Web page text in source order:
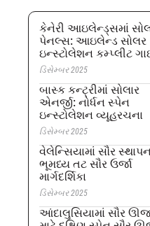
કેનેરી આઇલેન્ડ્સમાં
પેનલ્સ: આઇલેન્ડ સોલર
ઇન્સ્ટોલેશન કમ્પ્લીટ
ડિસેમ્બર 2025
બાસ્ક કન્ટ્રીમાં સોલાર
એનર્જી: નોર્ધન સ્પેન
ઇન્સ્ટોલેશન વ્યૂહરચના
ડિસેમ્બર 2025
વેલેન્સિયામાં સૌર
ભૂમધ્ય તટ સૌર ઉર્જા
માર્ગદર્શિકા
ડિસેમ્બર 2025
આંદાલુસિયામાં સૌર